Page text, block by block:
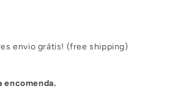
envio grátis! (free shipping)
encomenda.